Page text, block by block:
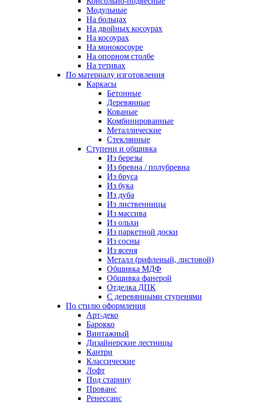
Модульные
На больцах
На двойных косоурах
На косоурах
На монокосоуре
На опорном столбе
На тетивах
По материалу изготовления
Каркасы
Бетонные
Деревянные
Кованые
Комбинированные
Металлические
Стеклянные
Ступени и обшивка
Из березы
Из бревна / полубревна
Из бруса
Из бука
Из дуба
Из лиственницы
Из массива
Из ольхи
Из паркетной доски
Из сосны
Из ясеня
Металл (рифленый, листовой)
Обшивка МДФ
Обшивка фанерой
Отделка ДПК
С деревянными ступенями
По стилю оформления
Арт-деко
Барокко
Винтажный
Дизайнерские лестницы
Кантри
Классические
Лофт
Под старину
Прованс
Ренессанс